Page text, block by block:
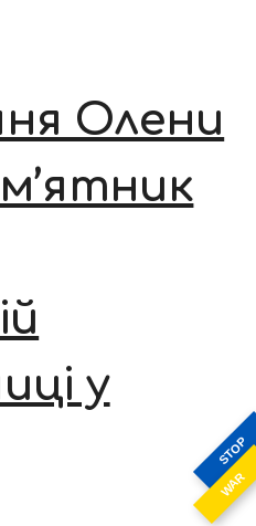
STOP
WAR
Олени
у